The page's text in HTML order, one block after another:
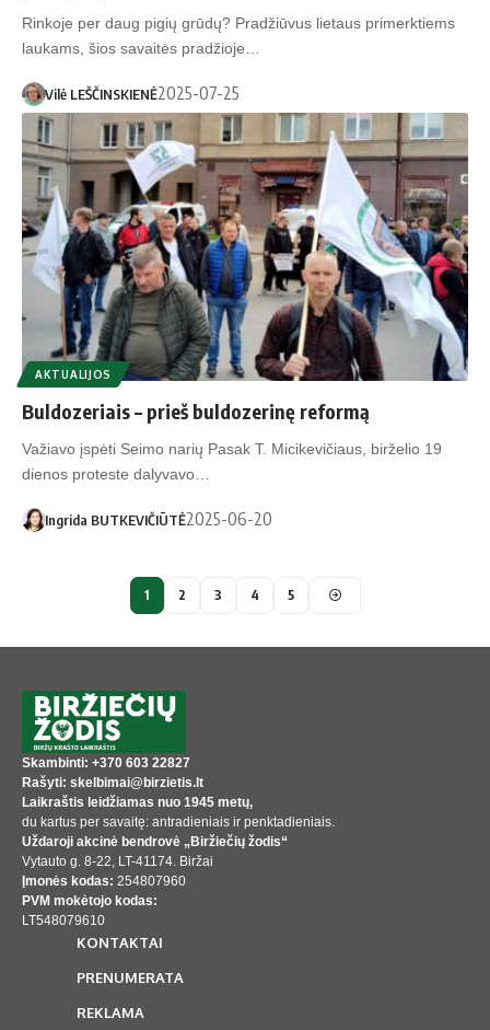
Rinkoje per daug pigių grūdų? Pradžiūvus lietaus primerktiems
laukams, šios savaitės pradžioje…
Vilė LEŠČINSKIENĖ2025-07-25
AKTUALIJOS
Buldozeriais – prieš buldozerinę reformą
Važiavo įspėti Seimo narių Pasak T. Micikevičiaus, birželio 19
dienos proteste dalyvavo…
Ingrida BUTKEVIČIŪTĖ2025-06-20
1 2 3 4 5
Skambinti: +370 603 22827
Rašyti: skelbimai@birzietis.lt
Laikraštis leidžiamas nuo 1945 metų,
du kartus per savaitę: antradieniais ir penktadieniais.
Uždaroji akcinė bendrovė „Biržiečių žodis“
Vytauto g. 8-22, LT-41174. Biržai
Įmonės kodas: 254807960
PVM mokėtojo kodas:
LT548079610
KONTAKTAI
PRENUMERATA
REKLAMA